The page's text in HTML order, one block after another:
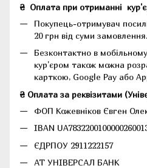
₴ Оплата при отриманні
Покупець-отримувач
20 грн від суми замовлення.
Безконтактно в
кур'єром також можна
карткою, Google Pay або
₴ Оплата за реквізитами
ФОП Кожевніков Євген
IBAN
ЄДРПОУ 2911222157
АТ УНІВЕРСАЛ БАНК